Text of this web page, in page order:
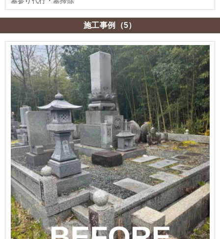
施工事例（5）